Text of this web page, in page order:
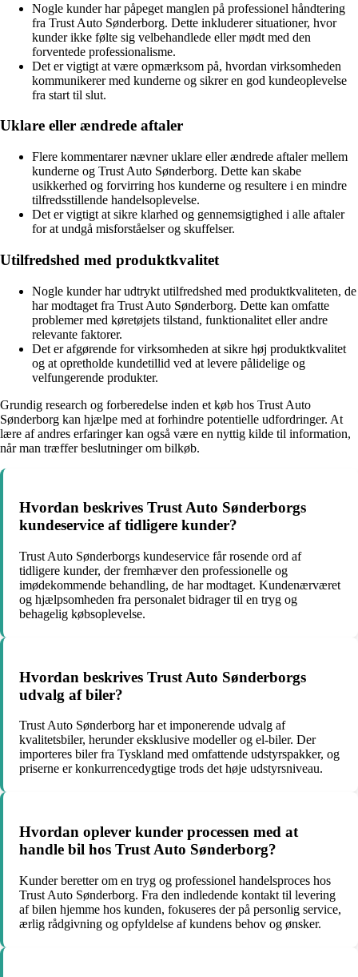
Nogle kunder har påpeget manglen på professionel håndtering
fra Trust Auto Sønderborg. Dette inkluderer situationer, hvor
kunder ikke følte sig velbehandlede eller mødt med den
forventede professionalisme.
Det er vigtigt at være opmærksom på, hvordan virksomheden
kommunikerer med kunderne og sikrer en god kundeoplevelse
fra start til slut.
Uklare eller ændrede aftaler
Flere kommentarer nævner uklare eller ændrede aftaler mellem
kunderne og Trust Auto Sønderborg. Dette kan skabe
usikkerhed og forvirring hos kunderne og resultere i en mindre
tilfredsstillende handelsoplevelse.
Det er vigtigt at sikre klarhed og gennemsigtighed i alle aftaler
for at undgå misforståelser og skuffelser.
Utilfredshed med produktkvalitet
Nogle kunder har udtrykt utilfredshed med produktkvaliteten, de
har modtaget fra Trust Auto Sønderborg. Dette kan omfatte
problemer med køretøjets tilstand, funktionalitet eller andre
relevante faktorer.
Det er afgørende for virksomheden at sikre høj produktkvalitet
og at opretholde kundetillid ved at levere pålidelige og
velfungerende produkter.
Grundig research og forberedelse inden et køb hos Trust Auto
Sønderborg kan hjælpe med at forhindre potentielle udfordringer. At
lære af andres erfaringer kan også være en nyttig kilde til information,
når man træffer beslutninger om bilkøb.
Hvordan beskrives Trust Auto Sønderborgs
kundeservice af tidligere kunder?
Trust Auto Sønderborgs kundeservice får rosende ord af
tidligere kunder, der fremhæver den professionelle og
imødekommende behandling, de har modtaget. Kundenærværet
og hjælpsomheden fra personalet bidrager til en tryg og
behagelig købsoplevelse.
Hvordan beskrives Trust Auto Sønderborgs
udvalg af biler?
Trust Auto Sønderborg har et imponerende udvalg af
kvalitetsbiler, herunder eksklusive modeller og el-biler. Der
importeres biler fra Tyskland med omfattende udstyrspakker, og
priserne er konkurrencedygtige trods det høje udstyrsniveau.
Hvordan oplever kunder processen med at
handle bil hos Trust Auto Sønderborg?
Kunder beretter om en tryg og professionel handelsproces hos
Trust Auto Sønderborg. Fra den indledende kontakt til levering
af bilen hjemme hos kunden, fokuseres der på personlig service,
ærlig rådgivning og opfyldelse af kundens behov og ønsker.